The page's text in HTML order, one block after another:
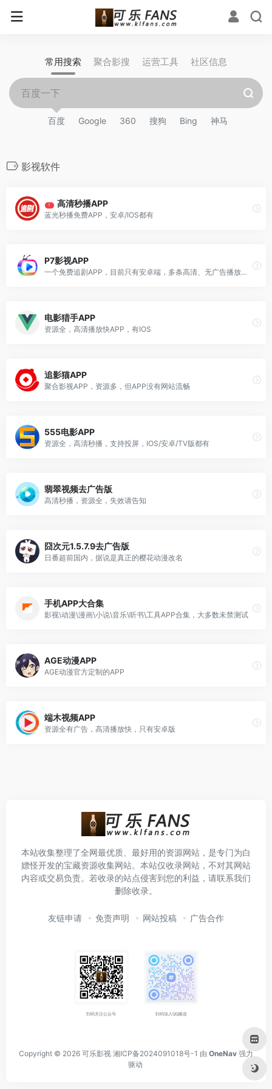
常用搜索 聚合影搜 运营工具 社区信息
百度 Google 360 搜狗 Bing 神马
影视软件
T 高清秒播APP
蓝光秒播免费APP，安卓/IOS都有
P7影视APP
一个免费追剧APP，目前只有安卓端，多条高清、无广告播放线路，可支持缓存在线观看。
电影猎手APP
资源全，高清播放快APP，有IOS
追影猫APP
聚合影视APP，资源多，但APP没有网站流畅
555电影APP
资源全，高清秒播，支持投屏，IOS/安卓/TV版都有
翡翠视频去广告版
高清秒播，资源全，失效请告知
囧次元1.5.7.9去广告版
日番超前国内，据说是真正的樱花动漫改名
手机APP大合集
影视\动漫\漫画\小说\音乐\听书\工具APP合集，大多数未禁测试
AGE动漫APP
AGE动漫官方定制的APP
端木视频APP
资源全有广告，高清播放快，只有安卓版
本站收集整理了全网最优质、最好用的资源网站，是专门为白
嫖怪开发的宝藏资源收集网站。本站仅收录网站，不对其网站
内容或交易负责。若收录的站点侵害到您的利益，请联系我们
删除收录。
友链申请 免责声明 网站投稿 广告合作
扫码关注公众号 扫码加入QQ频道
Copyright © 2026 可乐影视 湘ICP备2024091018号-1 由 OneNav 强力
驱动